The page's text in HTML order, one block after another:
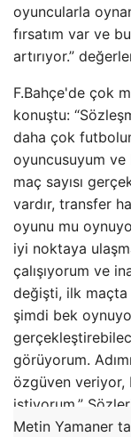
oyuncularla
fırsatım var ve
artırıyor.”
F.Bahçe'de çok
konuştu:
daha çok
oyuncusuyum ve
maç sayısı
vardır, transfer
oyunu mu
iyi noktaya
çalışıyorum ve
değişti, ilk maçta
şimdi bek
görüyorum.
özgüven veriyor,
istiyorum.”
Metin Yamaner